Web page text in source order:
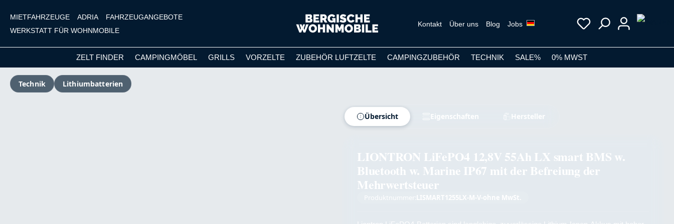
Hauptinhalt springen
Zur Suche springen
Zur Hauptnavigation springen
MIETFAHRZEUGE ADRIA
FAHRZEUGANGEBOTE
WERKSTATT FÜR WOHNMOBILE
Kontakt Über uns Blog Jobs
ZELT FINDER CAMPINGMÖBEL GRILLS VORZELTE ZUBEHÖR LUFTZELTE CAMPINGZUBEHÖR TECHNIK SALE% 0% MWST
Technik Lithiumbatterien
Übersicht Eigenschaften Hersteller
LIONTRON LiFePO4 12,8V 55Ah LX smart BMS w.
Bluetooth w. Marine IP67 mit der Befreiung der
Mehrwertsteuer
Produktnummer: LISMART1255LX-M-V-ohne MwSt.